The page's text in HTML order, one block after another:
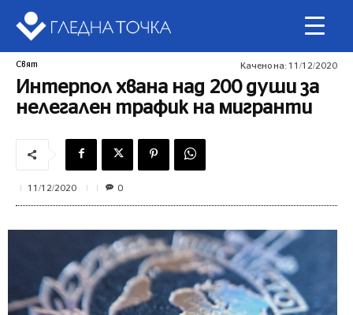
Свят Качено на: 11/12/2020
Интерпол хвана над 200 души за
нелегален трафик на мигранти
11/12/2020 0